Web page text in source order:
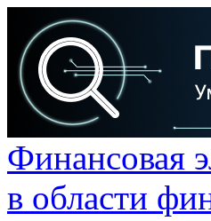
Финансовая
в области